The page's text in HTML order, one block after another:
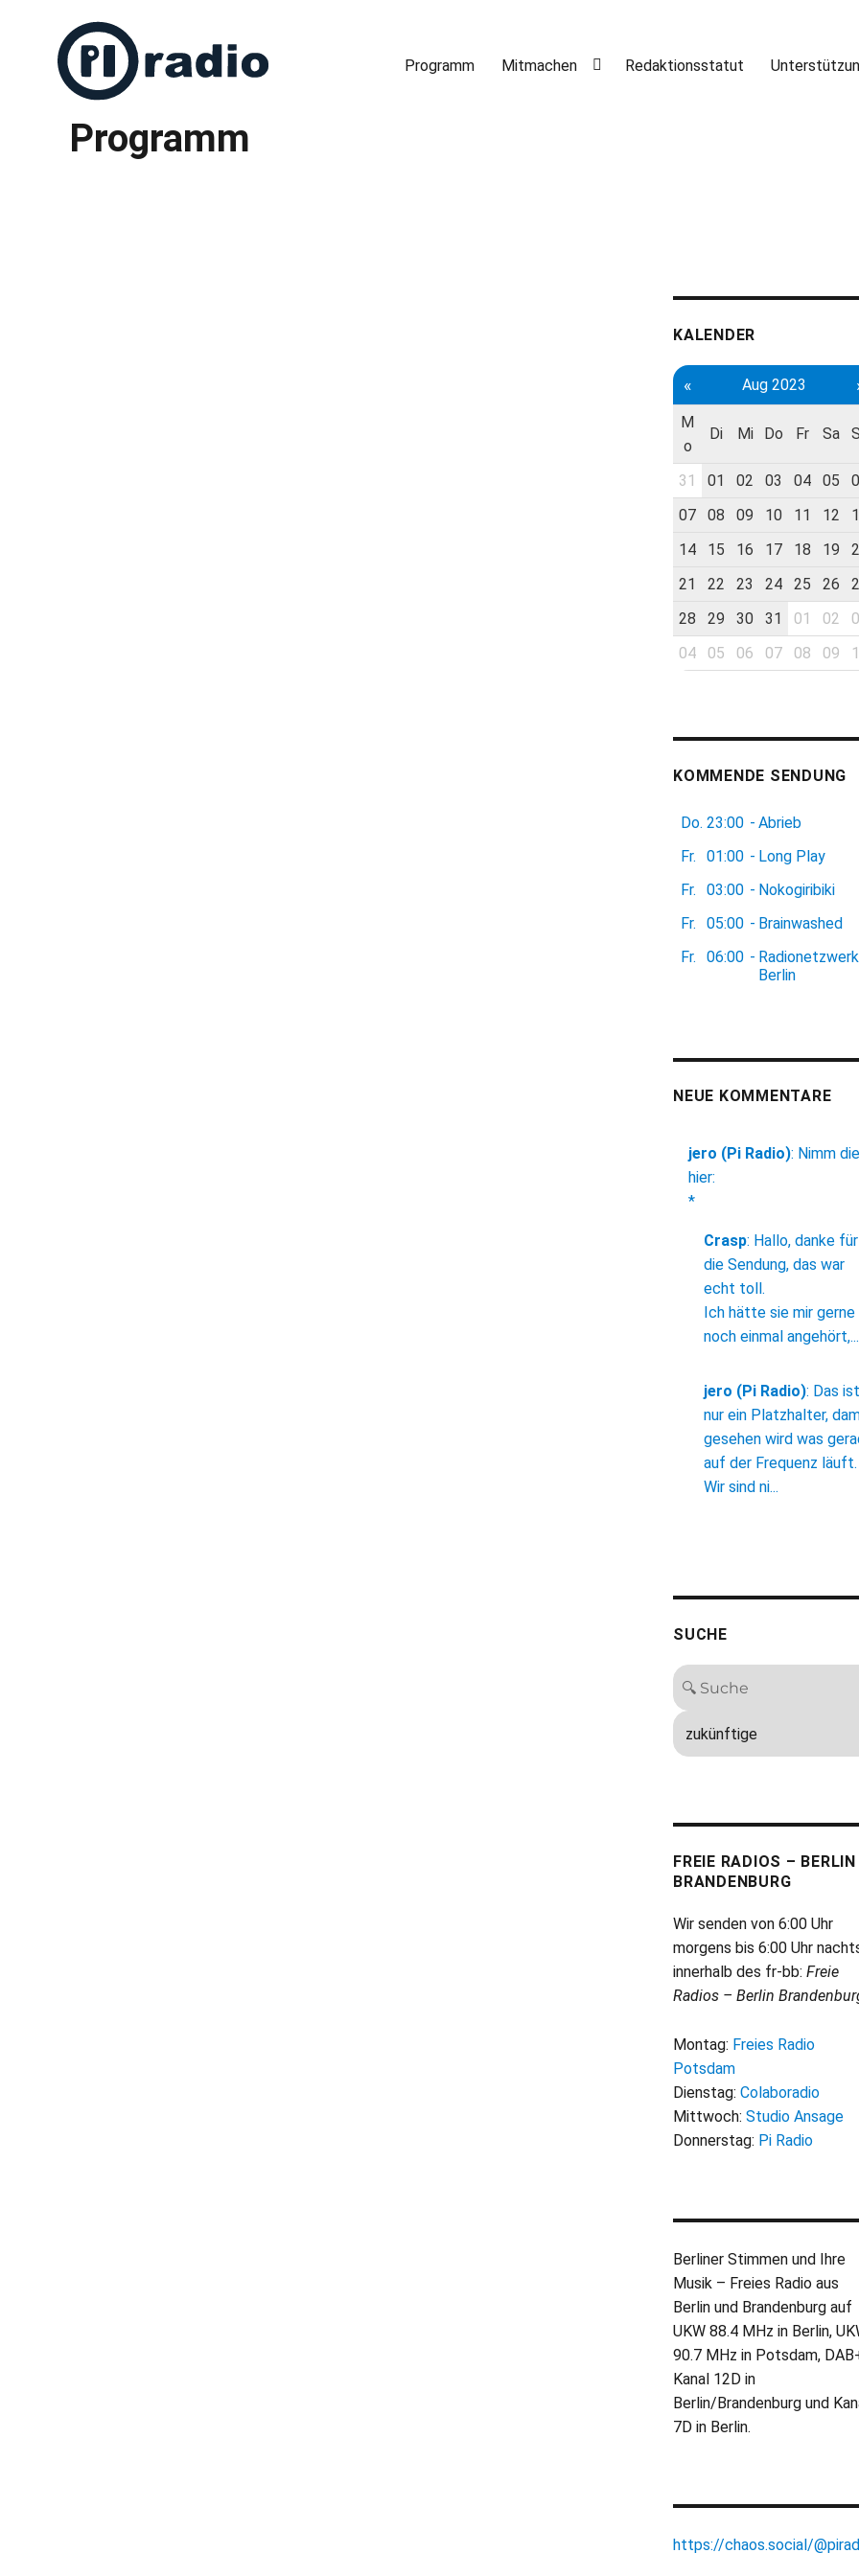
Freies Radio in Berlin
Programm Mitmachen Redaktionsstatut
Programm
KALENDER
« Aug 2023
M
o
Di Mi Do Fr Sa
31 01 02 03 04 05
07
08 09 10 11 12
14
15 16 17 18 19
21
22 23 24 25 26
28
29 30 31 01 02
04
05 06 07 08 09
KOMMENDE SENDUNG
Do. 23:00 - Abrieb
Fr.
01:00 - Long Play
Fr.
03:00 - Nokogiribiki
Fr.
05:00 - Brainwashed
Fr.
06:00 - Radionetzwerk
Berlin
NEUE KOMMENTARE
jero (Pi Radio): Nimm die
hier:
*
Crasp: Hallo, danke für
die Sendung, das war
echt toll.
Ich hätte sie mir gerne
noch einmal angehört,...
jero (Pi Radio): Das ist
nur ein Platzhalter,
gesehen wird was
auf der Frequenz läuft.
Wir sind ni...
SUCHE
FREIE RADIOS – BERLIN
BRANDENBURG
Wir senden von 6:00 Uhr
morgens bis 6:00 Uhr
innerhalb des fr-bb: Freie
Radios – Berlin
Montag: Freies Radio
Potsdam
Dienstag: Colaboradio
Mittwoch: Studio Ansage
Donnerstag: Pi Radio
Berliner Stimmen und Ihre
Musik – Freies Radio aus
Berlin und Brandenburg auf
UKW 88.4 MHz in Berlin,
90.7 MHz in Potsdam,
Kanal 12D in
Berlin/Brandenburg und
7D in Berlin.
https://chaos.social/